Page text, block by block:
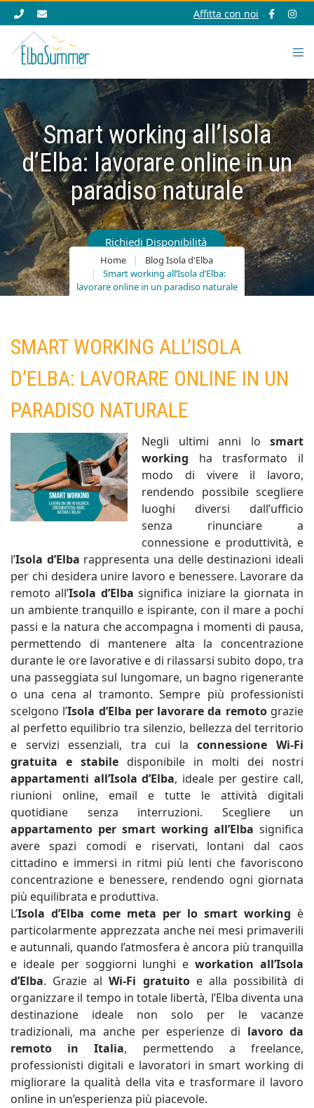
Affitta con noi
Smart working all’Isola
d’Elba: lavorare online in un
paradiso naturale
Richiedi Disponibilità
Home
Blog Isola d'Elba
Smart working all’Isola d’Elba:
lavorare online in un paradiso naturale
SMART WORKING ALL’ISOLA
D’ELBA: LAVORARE ONLINE IN UN
PARADISO NATURALE
Negli ultimi anni lo smart
working ha trasformato il
modo di vivere il lavoro,
rendendo possibile scegliere
luoghi diversi dall’ufficio
senza rinunciare a
connessione e produttività, e
l’Isola d’Elba rappresenta una delle destinazioni ideali
per chi desidera unire lavoro e benessere. Lavorare da
remoto all’Isola d’Elba significa iniziare la giornata in
un ambiente tranquillo e ispirante, con il mare a pochi
passi e la natura che accompagna i momenti di pausa,
permettendo di mantenere alta la concentrazione
durante le ore lavorative e di rilassarsi subito dopo, tra
una passeggiata sul lungomare, un bagno rigenerante
o una cena al tramonto. Sempre più professionisti
scelgono l’Isola d’Elba per lavorare da remotograzie
al perfetto equilibrio tra silenzio, bellezza del territorio
e servizi essenziali, tra cui laconnessione Wi-Fi
gratuita e stabile disponibile in molti dei nostri
appartamenti all’Isola d’Elba, ideale per gestire call,
riunioni online, email e tutte le attività digitali
quotidiane senza interruzioni. Scegliere un
appartamento per smart working all’Elba significa
avere spazi comodi e riservati, lontani dal caos
cittadino e immersi in ritmi più lenti che favoriscono
concentrazione e benessere, rendendo ogni giornata
più equilibrata e produttiva.
L’Isola d’Elba come meta per lo smart working è
particolarmente apprezzata anche nei mesi primaverili
e autunnali, quando l’atmosfera è ancora più tranquilla
e ideale per soggiorni lunghi eworkation all’Isola
d’Elba. Grazie alWi-Fi gratuitoe alla possibilità di
organizzare il tempo in totale libertà, l’Elba diventa una
destinazione ideale non solo per le vacanze
tradizionali, ma anche per esperienze di lavoro da
remoto in Italia, permettendo a freelance,
professionisti digitali e lavoratori in smart working di
migliorare la qualità della vita e trasformare il lavoro
online in un’esperienza più piacevole.